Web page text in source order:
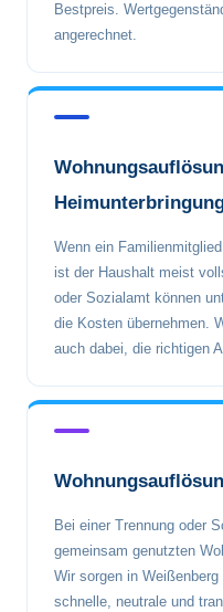
Bestpreis.
angerechnet.
Wenn ein
ist der Haushalt meist
oder Sozialamt können
die Kosten übernehmen.
auch dabei, die richtigen
Bei einer Trennung oder
gemeinsam genutzten
Wir sorgen in
schnelle, neutrale und